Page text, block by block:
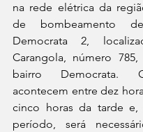
na rede elétrica da
de bombeamento
Democrata 2,
Carangola, número
bairro Democrata.
acontecem entre dez
cinco horas da tarde e,
período, será